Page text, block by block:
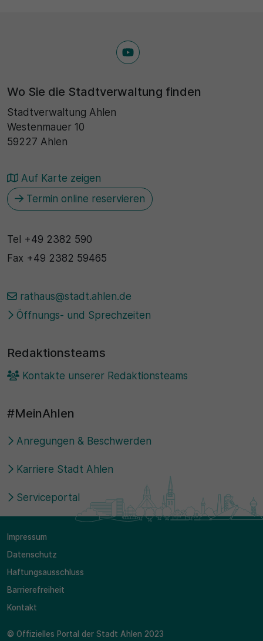
Wo Sie die Stadtverwaltung finden
Stadtverwaltung Ahlen
Westenmauer 10
59227 Ahlen
Auf Karte zeigen
Termin online reservieren
Tel +49 2382 590
Fax +49 2382 59465
rathaus@stadt.ahlen.de
Öffnungs- und Sprechzeiten
Redaktionsteams
Kontakte unserer Redaktionsteams
#MeinAhlen
Anregungen & Beschwerden
Karriere Stadt Ahlen
Serviceportal
Impressum
Datenschutz
Haftungsausschluss
Barrierefreiheit
Kontakt
© Offizielles Portal der Stadt Ahlen 2023